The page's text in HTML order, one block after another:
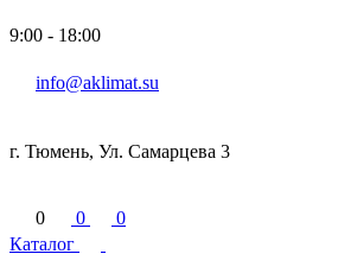
9:00 - 18:00
info@aklimat.su
г. Тюмень, Ул. Самарцева 3
0 0
0
Каталог